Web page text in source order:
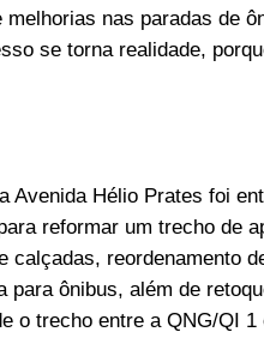
nas paradas de
se torna realidade,
Avenida Hélio Prates foi
reformar um trecho de
calçadas, reordenamento
para ônibus, além de
o trecho entre a QNG/QI